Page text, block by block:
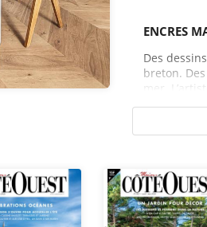
ENCRES
Des
breton.
mer.